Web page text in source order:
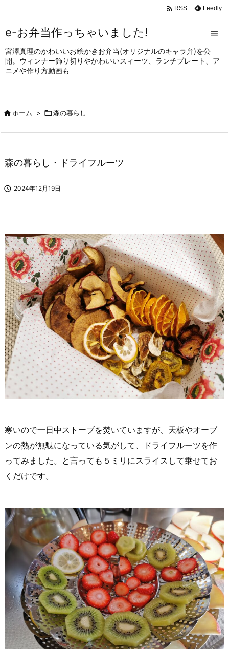
e-お弁当作っちゃいました!
宮澤真理のかわいいお絵かきお弁当(オリジナルのキャラ弁)を公
開。ウィンナー飾り切りやかわいいスィーツ、ランチプレート、ア
ニメや作り方動画も


メニュ
サイド

 RSS Feedly
ホーム > 森の暮らし
森の暮らし・ドライフルーツ
 2024年12月19日
寒いので一日中ストーブを焚いていますが、天板やオーブ
ンの熱が無駄になっている気がして、ドライフルーツを作
ってみました。と言っても５ミリにスライスして乗せてお
くだけです。